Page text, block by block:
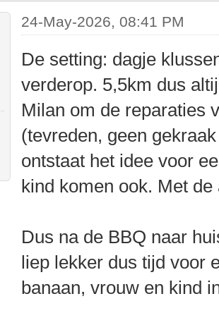
24-May-2026, 08:41 PM
De setting: dagje
verderop. 5,5km dus
Milan om de reparaties
(tevreden, geen
ontstaat het idee voor
kind komen ook. Met
Dus na de BBQ naar
liep lekker dus tijd voor
banaan, vrouw en kind